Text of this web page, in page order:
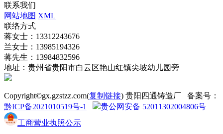
联系我们
网站地图 XML
联络方式
蒋女士：13312243676
兰女士：13985194326
蒋先生：13984832596
地址：贵州省贵阳市白云区艳山红镇尖坡幼儿园旁
Copyright©gx.gzstzz.com(复制链接) 贵阳四通铸造厂 备案号：
黔ICP备2021010519号-1
贵公网安备 52011302004806号
工商营业执照公示